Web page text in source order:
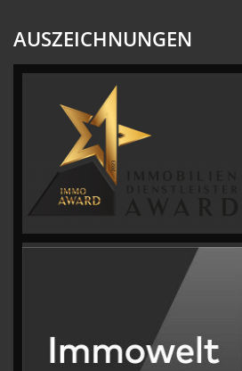
AUSZEICHNUNGEN